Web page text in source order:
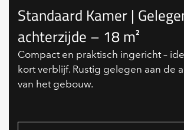
Standaard Kamer |
achterzijde – 18 m²
Compact en praktisch ingericht –
kort verblijf. Rustig gelegen aan de
van het gebouw.